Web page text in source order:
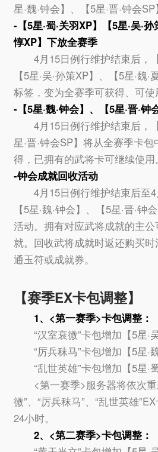
星·魏·钟会】、【5星·晋·钟会SP
-【5星·蜀·关羽XP】【5星·吴·
惇XP】下放全赛季
4月15日例行维护结束后，【
【5星·吴·孙策XP】、【5星·魏
标签，变为全赛季可获得、可使
-【5星·魏·钟会】、【5星·晋·钟
4月15日例行维护结束后，【
星·晋·钟会SP】将从全赛季卡
得，已拥有的武将卡可继续使用。
-钟会成就回收活动
4月15日例行维护结束后至4
【5星·魏·钟会】、【5星·晋·
活动。拥有对应武将成就的主
就。回收武将成就时返还购买
通玉符或成就券。
【赛季EX卡包调整】
1、<第一赛季>卡包调整：
“汉室衰微”卡包增加【5星·吴
“厉兵秣马”卡包增加【5星·魏
“乱世英雄”卡包增加【5星·蜀
<第一赛季>服务器将依次重
微”、“厉兵秣马”、“乱世英雄
24小时。
2、<第二赛季>卡包调整：